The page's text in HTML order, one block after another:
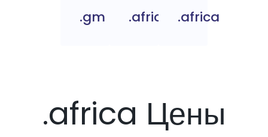
.gm .africa.com
.africa
.africa Цены